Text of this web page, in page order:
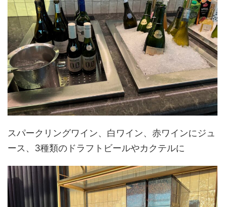
スパークリングワイン、白ワイン、赤ワインにジュ
ース、3種類のドラフトビールやカクテルに